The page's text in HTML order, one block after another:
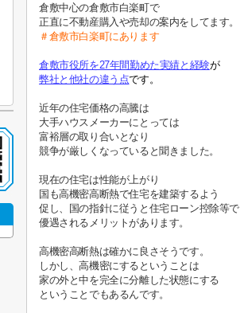
倉敷中心の倉敷市白楽町で
正直に不動産購入や売却の案内をしてます。
＃倉敷市白楽町にあります
倉敷市役所を27年間勤めた実績と経験が
弊社と他社の違う点です。
近年の住宅価格の高騰は
大手ハウスメーカーにとっては
富裕層の取り合いとなり
競争が厳しくなっていると聞きました。
現在の住宅は性能が上がり
国も高機密高断熱で住宅を建築するよう
促し、国の指針に従うと住宅ローン控除等で
優遇されるメリットがあります。
高機密高断熱は確かに良さそうです。
しかし、高機密にするということは
家の外と中を完全に分離した状態にする
ということでもあるんです。